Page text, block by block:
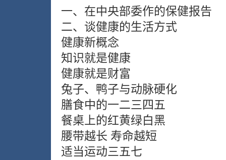
一、在中央部委作的保健报告
二、谈健康的生活方式
健康新概念
知识就是健康
健康就是财富
兔子、鸭子与动脉硬化
膳食中的一二三四五
餐桌上的红黄绿白黑
腰带越长 寿命越短
适当运动三五七